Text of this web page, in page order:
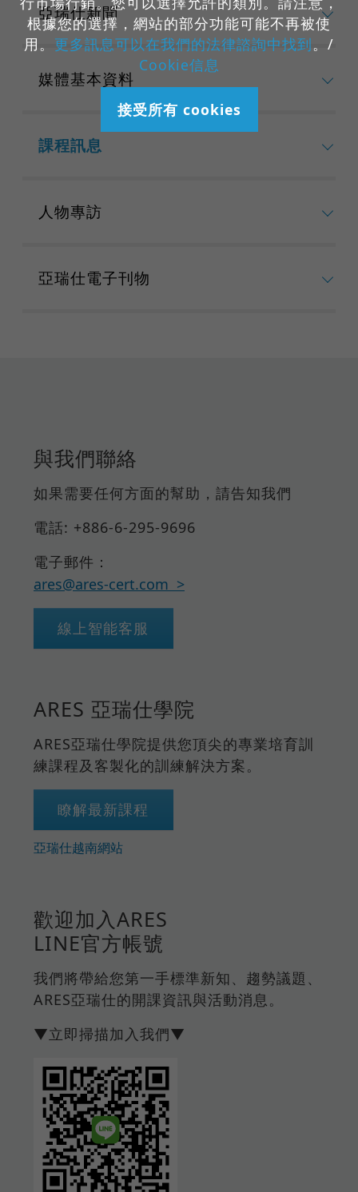
亞瑞仕新聞
媒體基本資料
課程訊息
人物專訪
亞瑞仕電子刊物
與我們聯絡
如果需要任何方面的幫助，請告知我們
電話: +886-6-295-9696
電子郵件：
ares@ares-cert.com
線上智能客服
ARES 亞瑞仕學院
ARES亞瑞仕學院提供您頂尖的專業培育訓
練課程及客製化的訓練解決方案。
瞭解最新課程
亞瑞仕越南網站
歡迎加入ARES
LINE官方帳號
我們將帶給您第一手標準新知、趨勢議題、
ARES亞瑞仕的開課資訊與活動消息。
▼立即掃描加入我們▼
根據您的選擇，網站的部分功能可能不再被使
用。 更多訊息可以在我們的法律諮詢中找到。/
Cookie信息
接受所有 cookies